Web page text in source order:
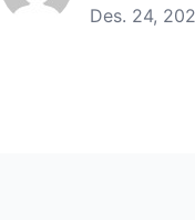
Des. 24,